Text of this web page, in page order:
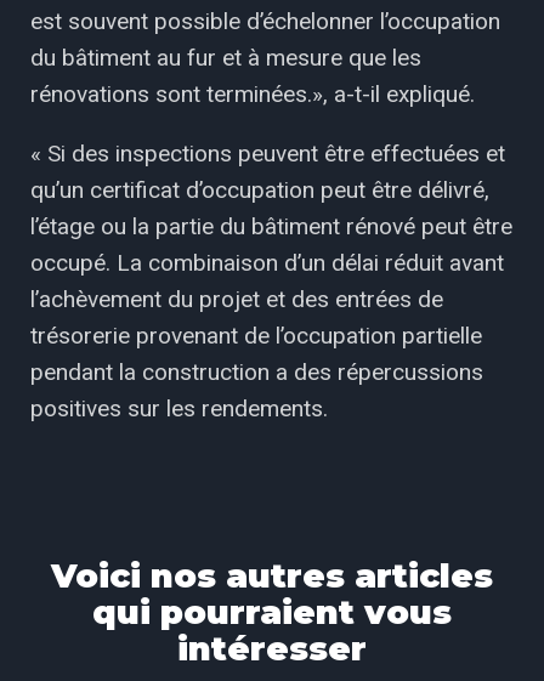
est souvent possible d’échelonner l’occupation
du bâtiment au fur et à mesure que les
rénovations sont terminées.», a-t-il expliqué.
« Si des inspections peuvent être effectuées et
qu’un certificat d’occupation peut être délivré,
l’étage ou la partie du bâtiment rénové peut être
occupé. La combinaison d’un délai réduit avant
l’achèvement du projet et des entrées de
trésorerie provenant de l’occupation partielle
pendant la construction a des répercussions
positives sur les rendements.
Voici nos autres articles
qui pourraient vous
intéresser